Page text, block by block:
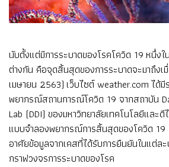
นับตั้งแต่มีการระบาดของโรคโควิด 19 หนึ่ง
ต่างกัน คือจุดสิ้นสุดของการระบาดจะมาถึง
เมษายน 2563) เว็บไซต์ weather.com ได้มี
พยากรณ์สถานการณ์โควิด 19 จากสถาบัน
Lab (DDI) ของมหาวิทยาลัยเทคโนโลยีและ
แบบจำลองพยากรณ์การสิ้นสุดของโควิด 19
อาศัยข้อมูลจากเคสที่ได้รับการยืนยันในแต่ล
กราฟวงจรการระบาดของโรค